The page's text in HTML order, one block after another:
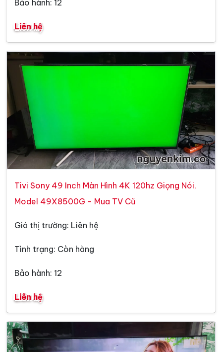
Bảo hành: 12
Liên hệ
Tivi Sony 49 Inch Màn Hình 4K 120hz Giọng Nói,
Model 49X8500G - Mua TV Cũ
Giá thị trường: Liên hệ
Tình trạng: Còn hàng
Bảo hành: 12
Liên hệ